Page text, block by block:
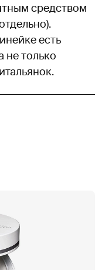
средством
есть
не только